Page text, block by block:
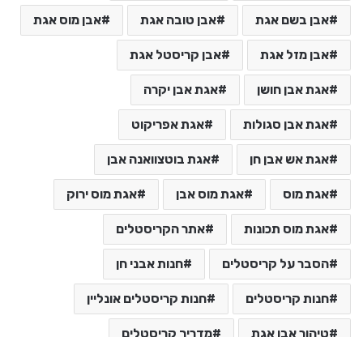
אבן בשם אגת אבן טובה אגת אבן מוס אגת
אבן מזל אגת אבן קריסטל אגת
אגת אבן חושן אגת אבן יקרה
אגת אבן סגולות אגת אפריקוט
אגת אש אבן חן אגת בוטצוואנה אבן
אגת מוס אגת מוס אבן אגת מוס ירוק
אגת מוס תכונות אתר הקריסטלים
הסבר על קריסטלים חנות אבני חן
חנות קריסטלים חנות קריסטלים אונליין
טיהור אבן אגת מדריך קריסטלים